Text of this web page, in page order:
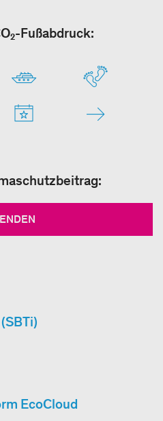
Fußabdruck:
EcoCloud